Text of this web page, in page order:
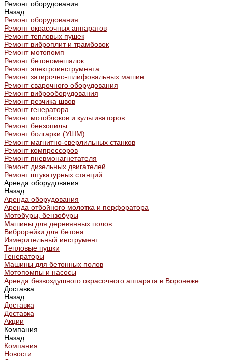
Ремонт оборудования
Назад
Ремонт оборудования
Ремонт окрасочных аппаратов
Ремонт тепловых пушек
Ремонт виброплит и трамбовок
Ремонт мотопомп
Ремонт бетономешалок
Ремонт электроинструмента
Ремонт затирочно-шлифовальных машин
Ремонт сварочного оборудования
Ремонт виброоборудования
Ремонт резчика швов
Ремонт генератора
Ремонт мотоблоков и культиваторов
Ремонт бензопилы
Ремонт болгарки (УШМ)
Ремонт магнитно-сверлильных станков
Ремонт компрессоров
Ремонт пневмонагнетателя
Ремонт дизельных двигателей
Ремонт штукатурных станций
Аренда оборудования
Назад
Аренда оборудования
Аренда отбойного молотка и перфоратора
Мотобуры, бензобуры
Машины для деревянных полов
Виброрейки для бетона
Измерительный инструмент
Тепловые пушки
Генераторы
Машины для бетонных полов
Мотопомпы и насосы
Аренда безвоздушного окрасочного аппарата в Воронеже
Доставка
Назад
Доставка
Доставка
Акции
Компания
Назад
Компания
Новости